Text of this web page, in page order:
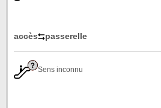
accès passerelle
Sens inconnu